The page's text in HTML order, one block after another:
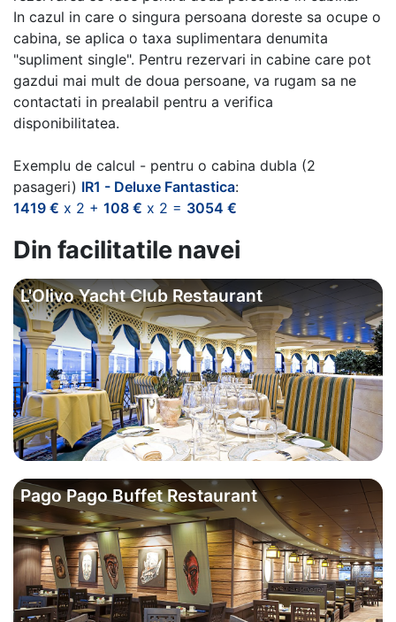
In cazul in care o singura persoana doreste sa ocupe o
cabina, se aplica o taxa suplimentara denumita
"supliment single". Pentru rezervari in cabine care pot
gazdui mai mult de doua persoane, va rugam sa ne
contactati in prealabil pentru a verifica
disponibilitatea.
Exemplu de calcul - pentru o cabina dubla (2
pasageri) IR1 - Deluxe Fantastica:
1419 € x 2 + 108 € x 2 = 3054 €
Din facilitatile navei
L'Olivo Yacht Club Restaurant
Pago Pago Buffet Restaurant